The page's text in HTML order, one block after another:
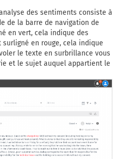
des sentiments consiste à
de la barre de navigation de
en vert, cela indique des
en rouge, cela indique
le texte en surbrillance vous
et le sujet auquel appartient le